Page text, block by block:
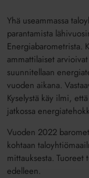
Yhä useammassa
parantamista
Energiabarometrista.
ammattilaiset
suunnitellaan
vuoden aikana.
Kyselystä käy ilmi,
jatkossa
Vuoden 2022
kohtaan
mittauksesta. Tuoreet
edelleen.